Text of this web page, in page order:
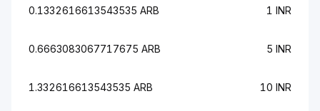
0.1332616613543535 ARB 1 INR
0.6663083067717675 ARB 5 INR
1.332616613543535 ARB 10 INR